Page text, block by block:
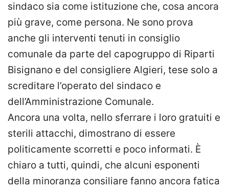
sindaco sia come istituzione che, cosa ancora
più grave, come persona. Ne sono prova
anche gli interventi tenuti in consiglio
comunale da parte del capogruppo di Riparti
Bisignano e del consigliere Algieri, tese solo a
screditare l’operato del sindaco e
dell’Amministrazione Comunale.
Ancora una volta, nello sferrare i loro gratuiti e
sterili attacchi, dimostrano di essere
politicamente scorretti e poco informati. È
chiaro a tutti, quindi, che alcuni esponenti
della minoranza consiliare fanno ancora fatica